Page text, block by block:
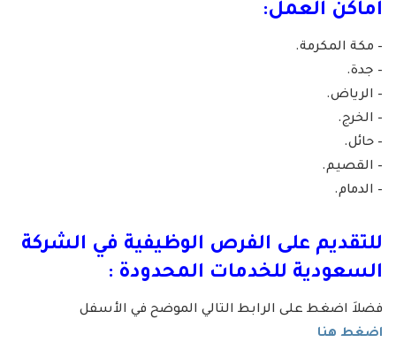
أماكن العمل:
– مكة المكرمة.
– جدة.
– الرياض.
– الخرج.
– حائل.
– القصيم.
– الدمام.
للتقديم على الفرص الوظيفية في الشركة
السعودية للخدمات المحدودة :
فضلاَ اضغط على الرابط التالي الموضح في الأسفل
اضغط هنا